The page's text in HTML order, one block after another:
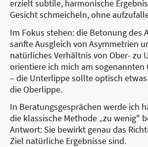
erzielt subtile, harmonische
Gesicht schmeicheln, ohne
Im Fokus stehen: die Betonung des
sanfte Ausgleich von Asymmetrien
natürliches Verhältnis von Ober- zu
orientiere ich mich am sogenannten
– die Unterlippe sollte optisch
die Oberlippe.
In Beratungsgesprächen werde ich
die klassische Methode „zu wenig"
Antwort: Sie bewirkt genau das
Ziel natürliche Ergebnisse sind.